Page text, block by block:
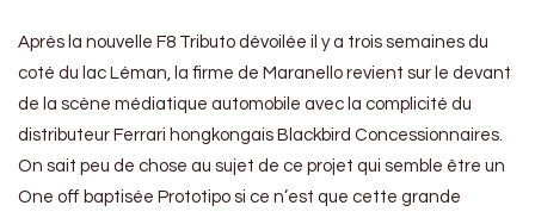
Après la nouvelle F8 Tributo dévoilée il y a trois semaines du
coté du lac Léman, la firme de Maranello revient sur le devant
de la scène médiatique automobile avec la complicité du
distributeur Ferrari hongkongais Blackbird Concessionnaires.
On sait peu de chose au sujet de ce projet qui semble être un
One off baptisée Prototipo si ce n’est que cette grande